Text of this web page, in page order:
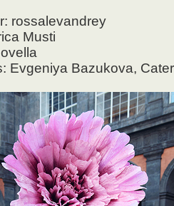
rossalevandrey
Musti
Evgeniya Bazukova,